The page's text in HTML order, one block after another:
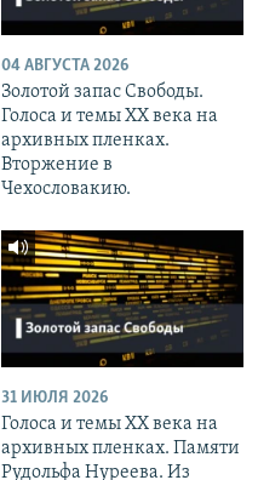
04 АВГУСТА 2026
Золотой запас Свободы.
Голоса и темы XX века на
архивных пленках.
Вторжение в
Чехословакию.
31 ИЮЛЯ 2026
Голоса и темы XX века на
архивных пленках. Памяти
Рудольфа Нуреева. Из